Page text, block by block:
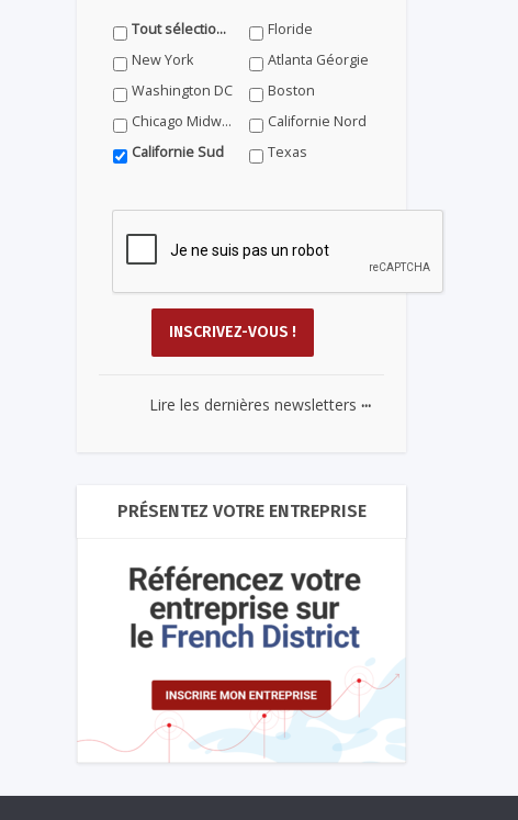
Tout sélectionner
Floride
New York
Atlanta Géorgie
Washington DC
Boston
Chicago Midwest
Californie Nord
Californie Sud
Texas
Lire les dernières newsletters ...
PRÉSENTEZ VOTRE ENTREPRISE